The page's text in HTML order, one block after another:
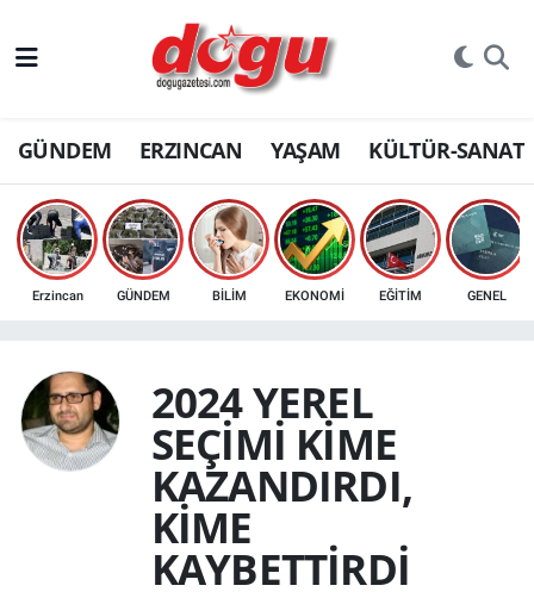
GÜNDEM ERZINCAN YAŞAM KÜLTÜR-SANAT
Erzincan GÜNDEM BİLİM EKONOMİ EĞİTİM GENEL
2024 YEREL
SEÇİMİ KİME
KAZANDIRDI,
KİME
KAYBETTİRDİ
ERZINCAN
GÜNDEM
ERZİNCAN FOTOĞRAFLARI
SAĞLIK
EKONOMİ
Bilim, teknoloji
KÜLTÜR-SANAT